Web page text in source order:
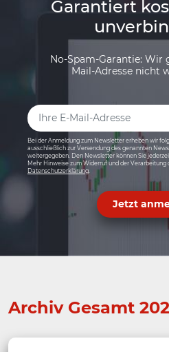
Garantiert
No-Spam-Garantie: Wir
Mail-Adresse nicht
Bei der Anmeldung zum Newsletter erheben wir
ausschließlich zur Versendung des genannten
weitergegeben. Den Newsletter können Sie
Mehr Hinweise zum Widerruf und der Verarbeitung
Datenschutzerklärung.
Jetzt
Archiv Gesamt